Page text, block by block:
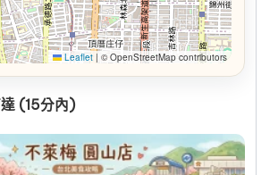
Leaflet | © OpenStreetMap contributors
(15分內)